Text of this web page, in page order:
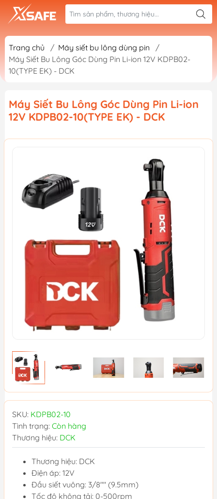
Trang chủ / Máy siết bu lông dùng pin
/
Máy Siết Bu Lông Góc Dùng Pin Li-ion 12V KDPB02-
10(TYPE EK) - DCK
Máy Siết Bu Lông Góc Dùng Pin Li-ion
12V KDPB02-10(TYPE EK) - DCK
SKU: KDPB02-10
Tình trạng: Còn hàng
Thương hiệu: DCK
Thương hiệu: DCK
Điện áp: 12V
Đầu siết vuông: 3/8"" (9.5mm)
Tốc độ không tải: 0-500rpm